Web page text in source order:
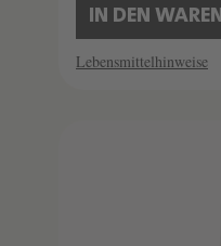
IN DEN
Lebensmittelhinweise